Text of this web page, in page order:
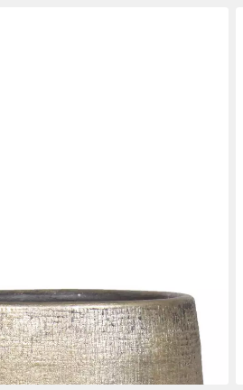
mit Maserung, Gold, 31 cm, Ø 34
bei dir